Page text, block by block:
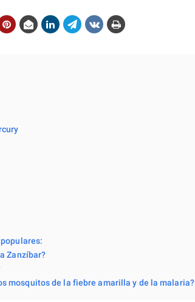
Zanzíbar?
mosquitos de la fiebre amarilla y de la malaria?